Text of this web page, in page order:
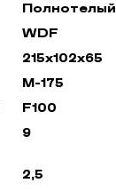
Полнотелый
WDF
215х102х65
М-175
F100
9
2,5